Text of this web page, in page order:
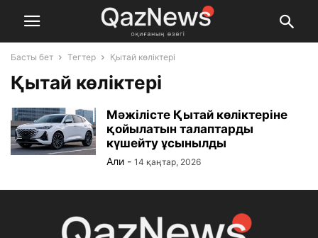
Басты бет Тегтер Қытай көліктері
Қытай көліктері
Мәжілісте Қытай көліктеріне
қойылатын талаптарды
күшейту ұсынылды
Али - 14 қаңтар, 2026